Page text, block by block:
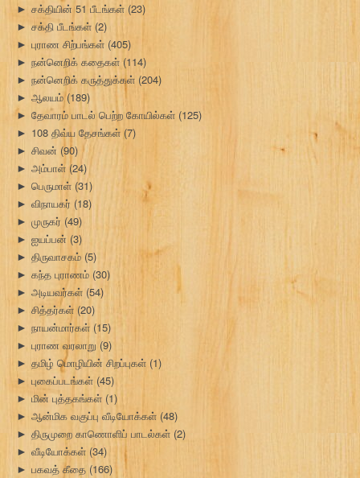
► சக்தியின் 51 பீடங்கள் (23)
► சக்தி பீடங்கள் (2)
► புராண சிற்பங்கள் (405)
► நன்னெறிக் கதைகள் (114)
► நன்னெறிக் கருத்துக்கள் (204)
► ஆலயம்(189)
► தேவாரம் பாடல் பெற்ற கோயில்கள் (125)
► 108 திவ்ய தேசங்கள் (7)
► சிவன் (90)
► அம்பாள் (24)
► பெருமாள் (31)
► விநாயகர் (18)
► முருகர் (49)
► ஐயப்பன் (3)
► திருவாசகம் (5)
► கந்த புராணம் (30)
► அடியவர்கள் (54)
► சித்தர்கள் (20)
► நாயன்மார்கள் (15)
► புராண வரலாறு (9)
► தமிழ் மொழியின் சிறப்புகள் (1)
► புகைப்படங்கள் (45)
► மின் புத்தகங்கள் (1)
► ஆன்மிக வகுப்பு வீடியோக்கள் (48)
► திருமுறை காணொளிப் பாடல்கள் (2)
► வீடியோக்கள் (34)
► பகவத் கீதை (166)